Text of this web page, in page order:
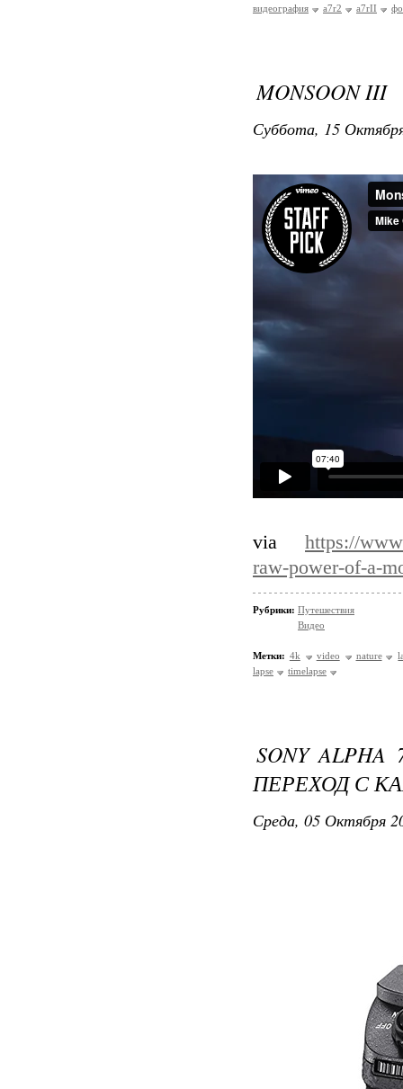
видеография a7r2 a7rII
MONSOON III
Суббота, 15
via https://
raw-power-of-a-
Рубрики: Путешествия
Видео
Метки: 4k video nature
lapse
timelapse
SONY
ПЕРЕХОД С
Среда, 05 Октября